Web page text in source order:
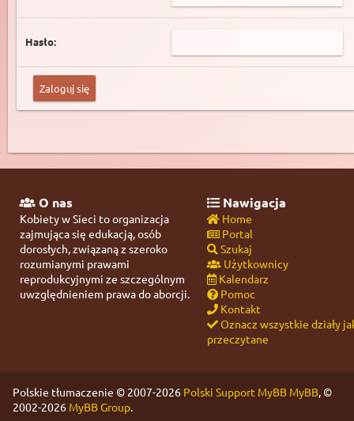
Hasło:
O nas
Kobiety w Sieci to organizacja
zajmująca się edukacją, osób
dorosłych, związaną z szeroko
rozumianymi prawami
reprodukcyjnymi ze szczególnym
uwzględnieniem prawa do aborcji.
Nawigacja
Home
Portal
Szukaj
Użytkownicy
Kalendarz
Pomoc
Kontakt
Oznacz wszystkie działy
przeczytane
Polskie tłumaczenie © 2007-2026 Polski Support MyBB MyBB, ©
2002-2026 MyBB Group.